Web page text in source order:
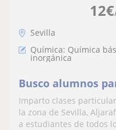
12€
Sevilla
Química: Química
inorgánica
Busco alumnos
Imparto clases
la zona de Sevilla,
a estudiantes de todos